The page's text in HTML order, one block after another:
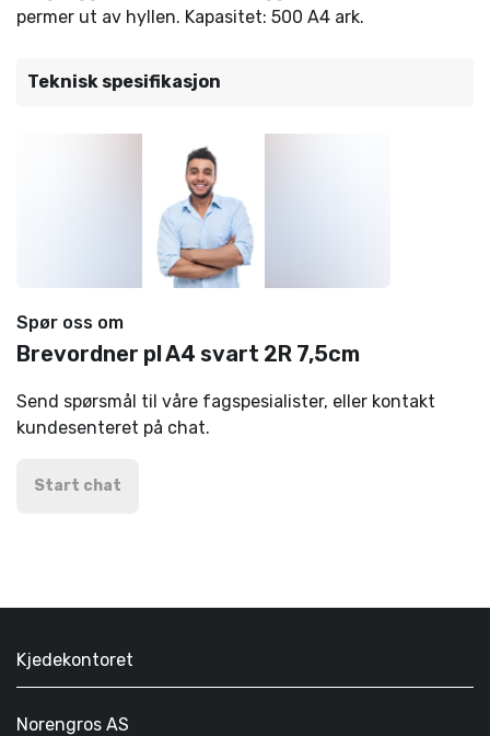
permer ut av hyllen. Kapasitet: 500 A4 ark.
Teknisk spesifikasjon
Spør oss om
Brevordner pl A4 svart 2R 7,5cm
Send spørsmål til våre fagspesialister, eller kontakt
kundesenteret på chat.
Start chat
Kjedekontoret
Norengros AS